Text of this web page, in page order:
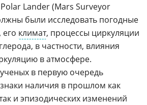
Lander (Mars Surveyor
были исследовать погодные
климат, процессы циркуляции
в частности, влияния
в атмосфере.
в первую очередь
наличия в прошлом как
и эпизодических изменений